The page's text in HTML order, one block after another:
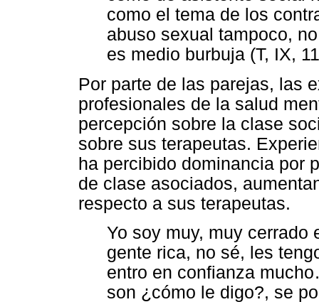
como el tema de los
abuso sexual tampoco,
es medio burbuja (T, IX,
Por parte de las parejas, las
profesionales de la salud
percepción sobre la clase
sobre sus terapeutas.
ha percibido dominancia por
de clase asociados,
respecto a sus terapeutas.
Yo soy muy, muy cerrado
gente rica, no sé, les
entro en confianza
son ¿cómo le digo?, se